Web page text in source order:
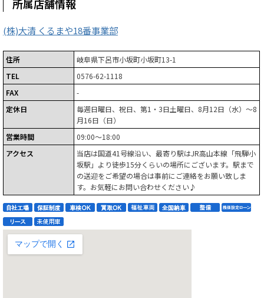
所属店舗情報
(株)大清 くるまや18番事業部
住所
岐阜県下呂市小坂町小坂町13-1
TEL
0576-62-1118
FAX
-
定休日
毎週日曜日、祝日、第1・3日土曜日、8月12日（水）～8
月16日（日）
営業時間
09:00～18:00
アクセス
当店は国道41号線沿い、最寄り駅はJR高山本線「飛騨小
坂駅」より徒歩15分くらいの場所にございます。駅まで
の送迎をご希望の場合は事前にご連絡をお願い致しま
す。お気軽にお問い合わせください♪